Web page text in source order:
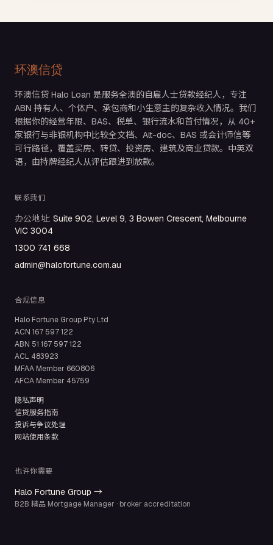
环澳信贷
环澳信贷 Halo Loan 是服务全澳的自雇人士贷款经纪人，专注
ABN 持有人、个体户、承包商和小生意主的复杂收入情况。我们
根据你的经营年限、BAS、税单、银行流水和首付情况，从 40+
家银行与非银机构中比较全文档、Alt-doc、BAS 或会计师信等
可行路径，覆盖买房、转贷、投资房、建筑及商业贷款。中英双
语，由持牌经纪人从评估跟进到放款。
联系我们
办公地址: Suite 902, Level 9, 3 Bowen Crescent, Melbourne
VIC 3004
1300 741 668
admin@halofortune.com.au
合规信息
Halo Fortune Group Pty Ltd
ACN 167 597 122
ABN 51 167 597 122
ACL 483923
MFAA Member 660806
AFCA Member 45759
隐私声明
信贷服务指南
投诉与争议处理
网站使用条款
也许你需要
Halo Fortune Group →
B2B 精品 Mortgage Manager · broker accreditation